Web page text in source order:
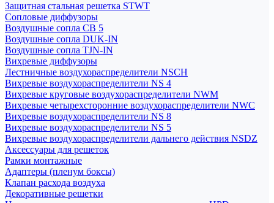
Защитная стальная решетка STWT
Сопловые диффузоры
Воздушные сопла СВ 5
Воздушные сопла DUK-IN
Воздушные сопла TJN-IN
Вихревые диффузоры
Лестничные воздухораспределители NSCH
Вихревые воздухораспределители NS 4
Вихревые круговые воздухораспределители NWM
Вихревые четырехсторонние воздухораспределители NWC
Вихревые воздухораспределители NS 8
Вихревые воздухораспределители NS 5
Вихревые воздухораспределители дальнего действия NSDZ
Аксессуары для решеток
Рамки монтажные
Адаптеры (пленум боксы)
Клапан расхода воздуха
Декоративные решетки